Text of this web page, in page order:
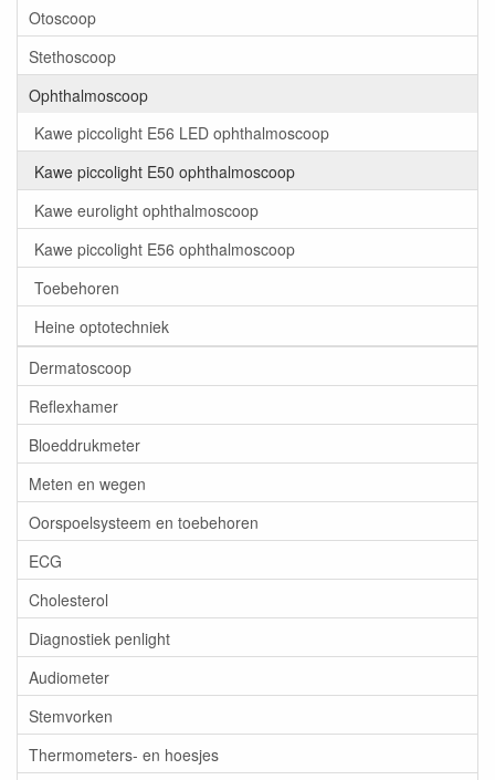
Otoscoop
Stethoscoop
Ophthalmoscoop
Kawe piccolight E56 LED ophthalmoscoop
Kawe piccolight E50 ophthalmoscoop
Kawe eurolight ophthalmoscoop
Kawe piccolight E56 ophthalmoscoop
Toebehoren
Heine optotechniek
Dermatoscoop
Reflexhamer
Bloeddrukmeter
Meten en wegen
Oorspoelsysteem en toebehoren
ECG
Cholesterol
Diagnostiek penlight
Audiometer
Stemvorken
Thermometers- en hoesjes